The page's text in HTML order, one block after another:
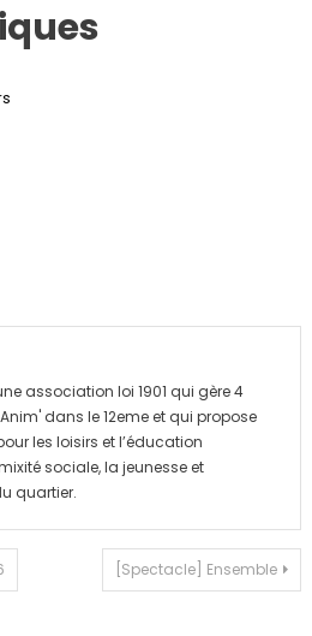
association loi 1901 qui gère 4
dans le 12eme et qui propose
les loisirs et l’éducation
sociale, la jeunesse et
quartier.
[Spectacle] Ensemble